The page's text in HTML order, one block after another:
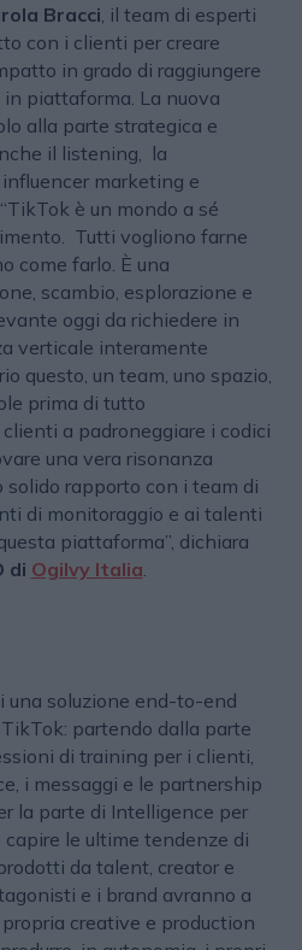
Bracci , il team di esperti
con i clienti per creare
in grado di raggiungere
piattaforma. La nuova
alla parte strategica e
il listening, la
marketing e
è un mondo a sé
Tutti vogliono farne
come farlo. È una
scambio, esplorazione e
oggi da richiedere in
verticale interamente
questo, un team, uno spazio,
prima di tutto
a padroneggiare i codici
una vera risonanza
solido rapporto con i team di
di monitoraggio e ai talenti
piattaforma”, dichiara
di Ogilvy Italia
una soluzione end-to-end
partendo dalla parte
di training per i clienti,
i messaggi e le partnership
la parte di Intelligence per
capire le ultime tendenze di
da talent, creator e
e i brand avranno a
creative e production